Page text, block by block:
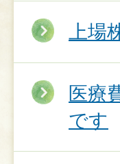
上
医療
です